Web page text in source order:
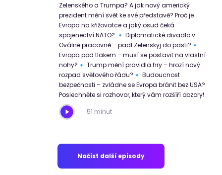
Zelenského a Trumpa? A jak nový americký
prezident mění svět ke své představě? Proč je
Evropa na křižovatce a jaký osud čeká
spojenectví NATO? 🔹 Diplomatické divadlo v
Oválné pracovně – padl Zelenskyj do pasti?🔹
Evropa pod tlakem – musí se postavit na vlastní
nohy?🔹 Trump mění pravidla hry – hrozí nový
rozpad světového řádu?🔹 Budoucnost
bezpečnosti – zvládne se Evropa bránit bez USA?
Poslechněte si rozhovor, který vám rozšíří obzory!
51 minut
Načíst další episody